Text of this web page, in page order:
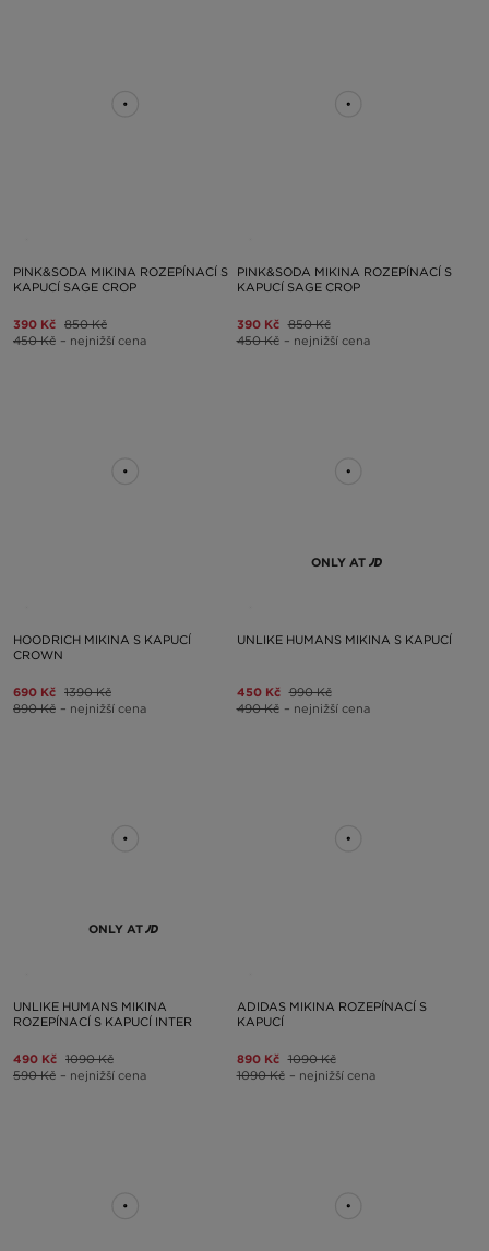
PINK&SODA MIKINA ROZEPÍNACÍ S
KAPUCÍ SAGE CROP
390 Kč 850 Kč
450 Kč – nejnižší cena
PINK&SODA MIKINA ROZEPÍNACÍ S
KAPUCÍ SAGE CROP
390 Kč 850 Kč
450 Kč – nejnižší cena
HOODRICH MIKINA S KAPUCÍ
CROWN
690 Kč 1390 Kč
890 Kč – nejnižší cena
ONLY AT
UNLIKE HUMANS MIKINA S KAPUCÍ
450 Kč 990 Kč
490 Kč – nejnižší cena
ONLY AT
UNLIKE HUMANS MIKINA
ROZEPÍNACÍ S KAPUCÍ INTER
490 Kč 1090 Kč
590 Kč – nejnižší cena
ADIDAS MIKINA ROZEPÍNACÍ S
KAPUCÍ
890 Kč 1090 Kč
1090 Kč – nejnižší cena